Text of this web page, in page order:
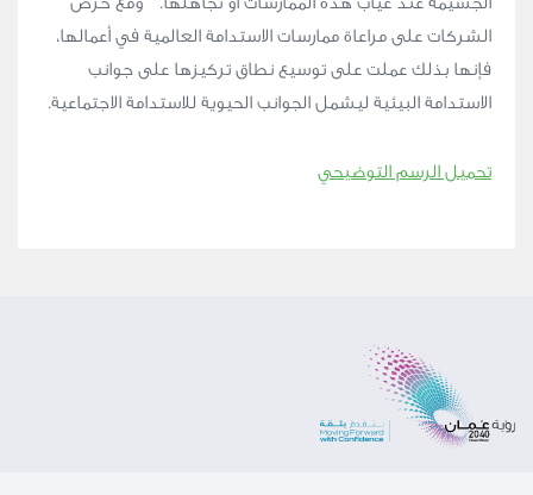
الشركات على مراعاة ممارسات الاستدامة العالمية في أعمالها،
فإنها بذلك عملت على توسيع نطاق تركيزها على جوانب
الاستدامة البيئية ليشمل الجوانب الحيوية للاستدامة الاجتماعية.
تحميل الرسم التوضيحي